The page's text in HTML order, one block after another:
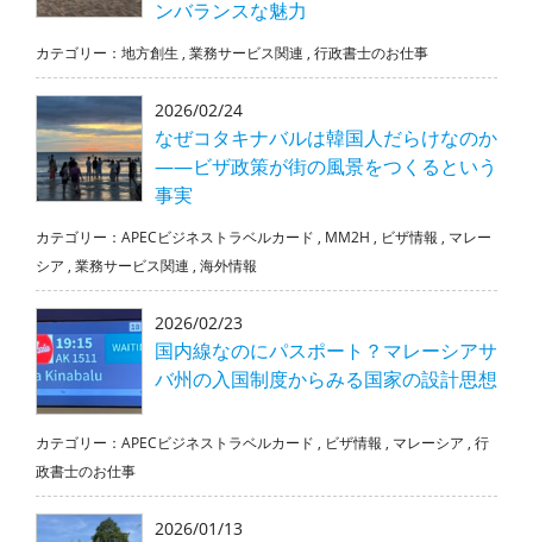
ンバランスな魅力
カテゴリー： 地方創生 , 業務サービス関連 , 行政書士のお仕事
2026/02/24
なぜコタキナバルは韓国人だらけなのか
――ビザ政策が街の風景をつくるという
事実
カテゴリー： APECビジネストラベルカード , MM2H , ビザ情報 , マレー
シア , 業務サービス関連 , 海外情報
2026/02/23
国内線なのにパスポート？マレーシアサ
バ州の入国制度からみる国家の設計思想
カテゴリー： APECビジネストラベルカード , ビザ情報 , マレーシア , 行
政書士のお仕事
2026/01/13